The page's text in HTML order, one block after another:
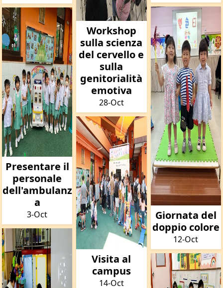
Presentare il
personale
dell'ambulanz
a
3-Oct
Workshop
sulla scienza
del cervello e
sulla
genitorialità
emotiva
28-Oct
Visita al
campus
14-Oct
Giornata del
doppio colore
12-Oct